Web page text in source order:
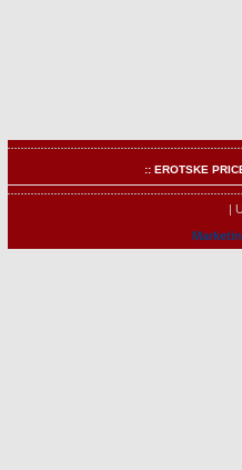
:: EROTSKE
|